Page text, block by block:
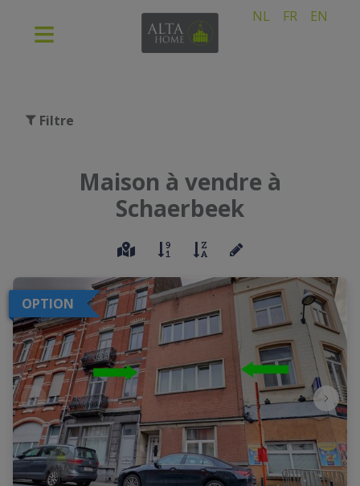
NL FR EN
Filtre
Maison à vendre à
Schaerbeek
OPTION